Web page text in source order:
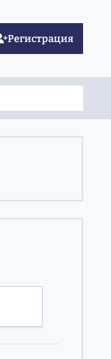
Регистрация